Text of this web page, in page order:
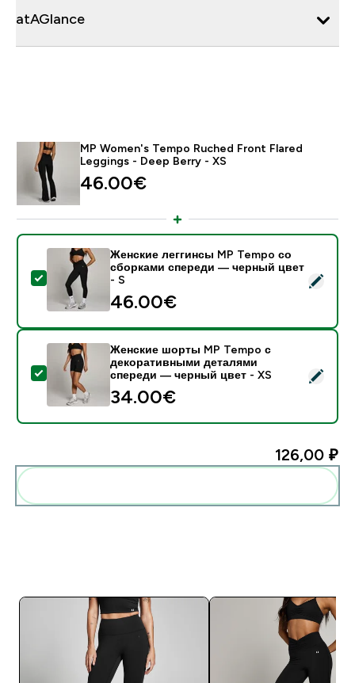
atAGlance
MP Women's Tempo Ruched Front Flared
Leggings - Deep Berry - XS
46.00€‎
- Женские леггинсы MP Tempo со сборками
Женские леггинсы MP Tempo со
сборками спереди — черный цвет
- S
46.00€‎
- Женские шорты MP Tempo с декоративными
Женские шорты MP Tempo с
декоративными деталями
спереди — черный цвет - XS
34.00€‎
126,00 ₽‎